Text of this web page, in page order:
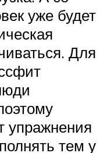
уже будет
Для
упражнения
тем у